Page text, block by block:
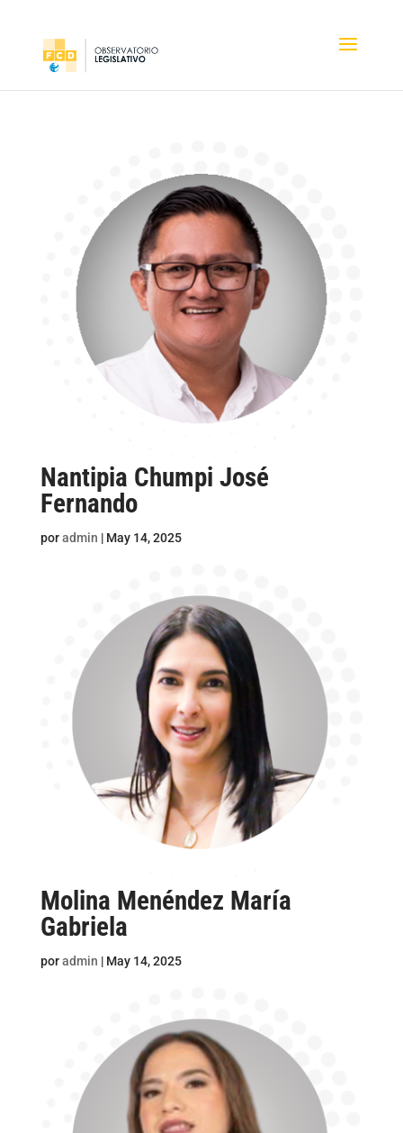
Nantipia Chumpi José
Fernando
poradmin | May 14, 2025
Molina Menéndez María
Gabriela
poradmin | May 14, 2025